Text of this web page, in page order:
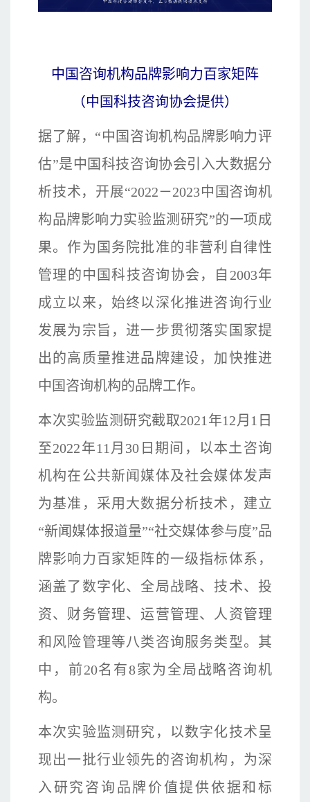
中国咨询机构品牌影响力百家矩阵
（中国科技咨询协会提供）
据了解，“中国咨询机构品牌影响力评
估”是中国科技咨询协会引入大数据分
析技术，开展“2022－2023中国咨询机
构品牌影响力实验监测研究”的一项成
果。作为国务院批准的非营利自律性
管理的中国科技咨询协会，自2003年
成立以来，始终以深化推进咨询行业
发展为宗旨，进一步贯彻落实国家提
出的高质量推进品牌建设，加快推进
中国咨询机构的品牌工作。
本次实验监测研究截取2021年12月1日
至2022年11月30日期间，以本土咨询
机构在公共新闻媒体及社会媒体发声
为基准，采用大数据分析技术，建立
“新闻媒体报道量”“社交媒体参与度”品
牌影响力百家矩阵的一级指标体系，
涵盖了数字化、全局战略、技术、投
资、财务管理、运营管理、人资管理
和风险管理等八类咨询服务类型。其
中，前20名有8家为全局战略咨询机
构。
本次实验监测研究，以数字化技术呈
现出一批行业领先的咨询机构，为深
入研究咨询品牌价值提供依据和标